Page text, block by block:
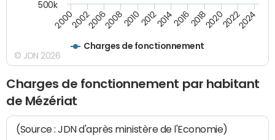
Charges de fonctionnement
200020022006200820102012201420162018202020222024
500k
© JDN 2026
Charges de fonctionnement par habitant
de Mézériat
(Source : JDN d'après ministère de l'Economie)